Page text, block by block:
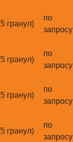
гранул)
по
запросу
гранул)
по
запросу
гранул)
по
запросу
гранул)
по
запросу